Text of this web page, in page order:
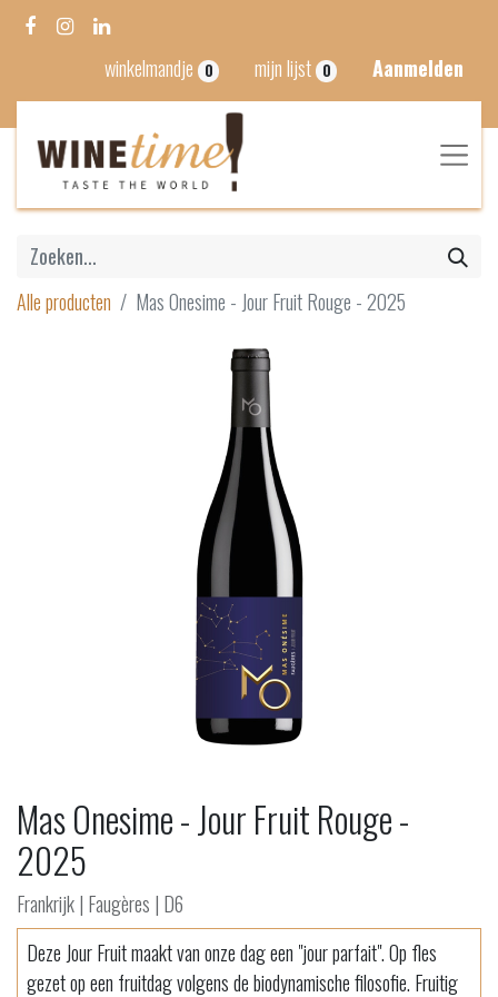
winkelmandje 0 mijn lijst 0 Aanmelden
Alle producten Mas Onesime - Jour Fruit Rouge - 2025
Mas Onesime - Jour Fruit Rouge -
2025
Frankrijk | Faugères | D6
Deze Jour Fruit maakt van onze dag een "jour parfait". Op fles
gezet op een fruitdag volgens de biodynamische filosofie. Fruitig